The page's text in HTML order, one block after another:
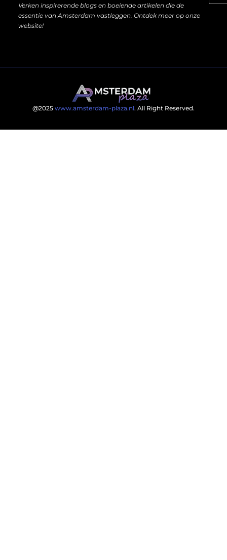
Verken inspirerende blogs en boeiende artikelen die de
essentie van Amsterdam vastleggen. Ontdek meer op onze
website!
@2025 www.amsterdam-plaza.nl. All Right Reserved.